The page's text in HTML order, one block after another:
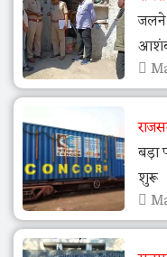
जलने
बड़ा
शुरू